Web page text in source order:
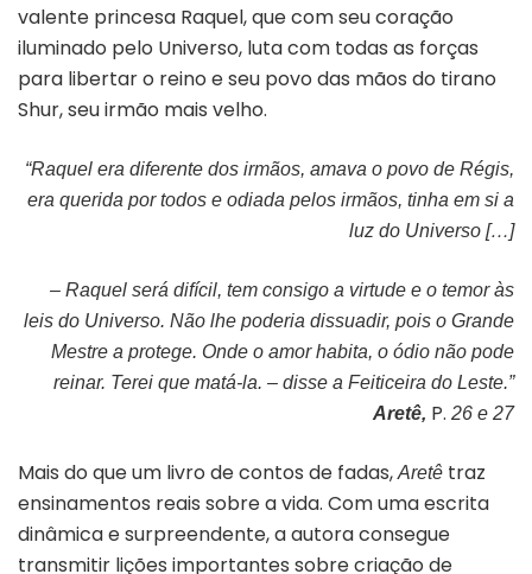
valente princesa Raquel, que com seu coração
iluminado pelo Universo, luta com todas as forças
para libertar o reino e seu povo das mãos do tirano
Shur, seu irmão mais velho.
“Raquel era diferente dos irmãos, amava o povo de Régis,
era querida por todos e odiada pelos irmãos, tinha em si a
luz do Universo […]
– Raquel será difícil, tem consigo a virtude e o temor às
leis do Universo. Não lhe poderia dissuadir, pois o Grande
Mestre a protege. Onde o amor habita, o ódio não pode
reinar. Terei que matá-la. – disse a Feiticeira do Leste.”
Aretê, P. 26 e 27
Mais do que um livro de contos de fadas, Aretê traz
ensinamentos reais sobre a vida. Com uma escrita
dinâmica e surpreendente, a autora consegue
transmitir lições importantes sobre criação de